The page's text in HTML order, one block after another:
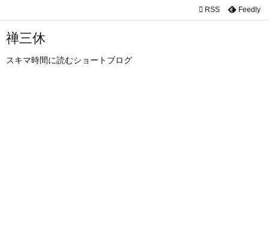
禅三休
スキマ時間に読むショートブログ

 RSS Feedly